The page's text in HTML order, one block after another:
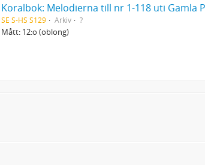
Koralbok: Melodierna till nr 1-118 uti Gamla
SE S-HS S129 Arkiv ?
Mått: 12:o (oblong)